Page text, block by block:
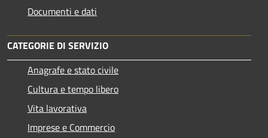
Documenti e dati
CATEGORIE DI SERVIZIO
Anagrafe e stato civile
Cultura e tempo libero
Vita lavorativa
Imprese e Commercio